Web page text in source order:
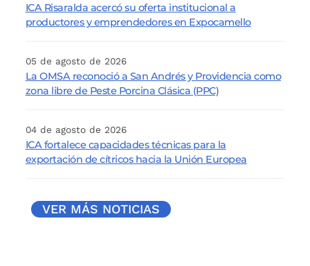
ICA Risaralda acercó su oferta institucional a
productores y emprendedores en Expocamello
05 de agosto de 2026
La OMSA reconoció a San Andrés y Providencia como
zona libre de Peste Porcina Clásica (PPC)
04 de agosto de 2026
ICA fortalece capacidades técnicas para la
exportación de cítricos hacia la Unión Europea
VER MÁS NOTICIAS